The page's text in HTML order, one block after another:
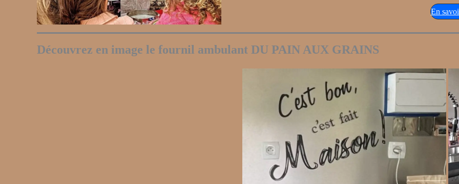
En
Découvrez en image le fournil ambulant DU PAIN AUX GRAINS